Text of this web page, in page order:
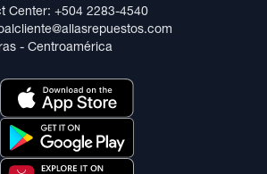
Center: +504 2283-4540
- Centroamérica